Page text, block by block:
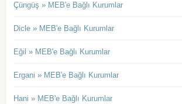
Çüngüş » MEB'e Bağlı Kurumlar
Dicle » MEB'e Bağlı Kurumlar
Eğil » MEB'e Bağlı Kurumlar
Ergani » MEB'e Bağlı Kurumlar
Hani » MEB'e Bağlı Kurumlar